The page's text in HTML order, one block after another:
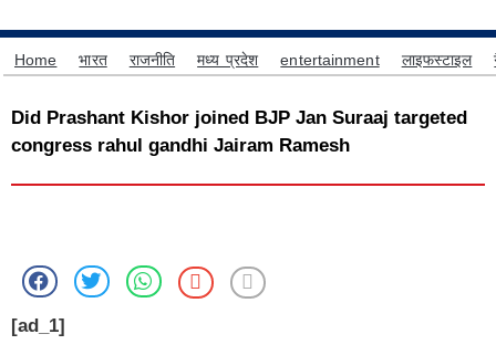
Home भारत राजनीति मध्य प्रदेश entertainment लाइफस्टाइल
Did Prashant Kishor joined BJP Jan Suraaj targeted
congress rahul gandhi Jairam Ramesh
[ad_1]